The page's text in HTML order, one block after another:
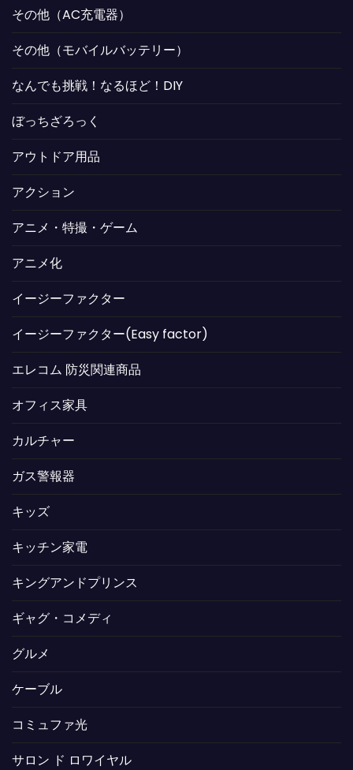
その他（AC充電器）
その他（モバイルバッテリー）
なんでも挑戦！なるほど！DIY
ぼっちざろっく
アウトドア用品
アクション
アニメ・特撮・ゲーム
アニメ化
イージーファクター
イージーファクター(Easy factor)
エレコム 防災関連商品
オフィス家具
カルチャー
ガス警報器
キッズ
キッチン家電
キングアンドプリンス
ギャグ・コメディ
グルメ
ケーブル
コミュファ光
サロン ド ロワイヤル